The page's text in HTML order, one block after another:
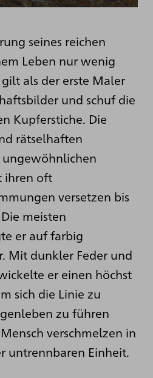
seines reichen
Leben nur wenig
als der erste Maler
und schuf die
Kupferstiche. Die
rätselhaften
ihren oft
versetzen bis
meisten
er auf farbig
Mit dunkler Feder und
er einen höchst
sich die Linie zu
zu führen
verschmelzen in
untrennbaren Einheit.